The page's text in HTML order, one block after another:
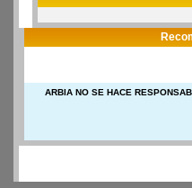
ARBIA NO SE HACE